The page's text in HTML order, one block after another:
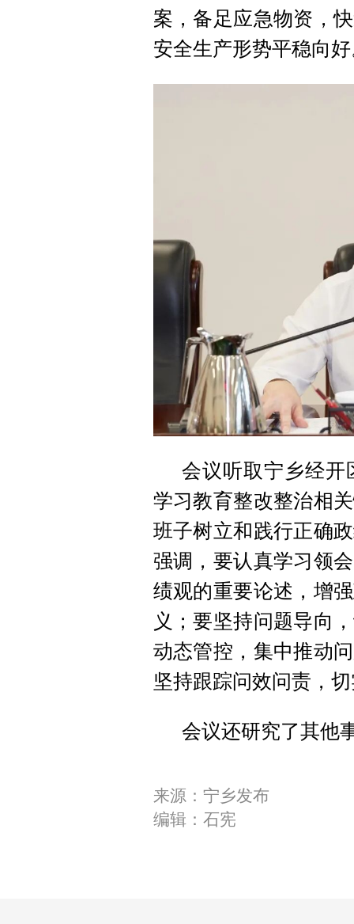
案，备足应急物资，
安全生产形势平稳向
会议听取宁乡经开
学习教育整改整治相
班子树立和践行正确
强调，要认真学习领
绩观的重要论述，增
义；要坚持问题导向
动态管控，集中推动
坚持跟踪问效问责，
会议还研究了其他
来源：宁乡发布
编辑：石宪